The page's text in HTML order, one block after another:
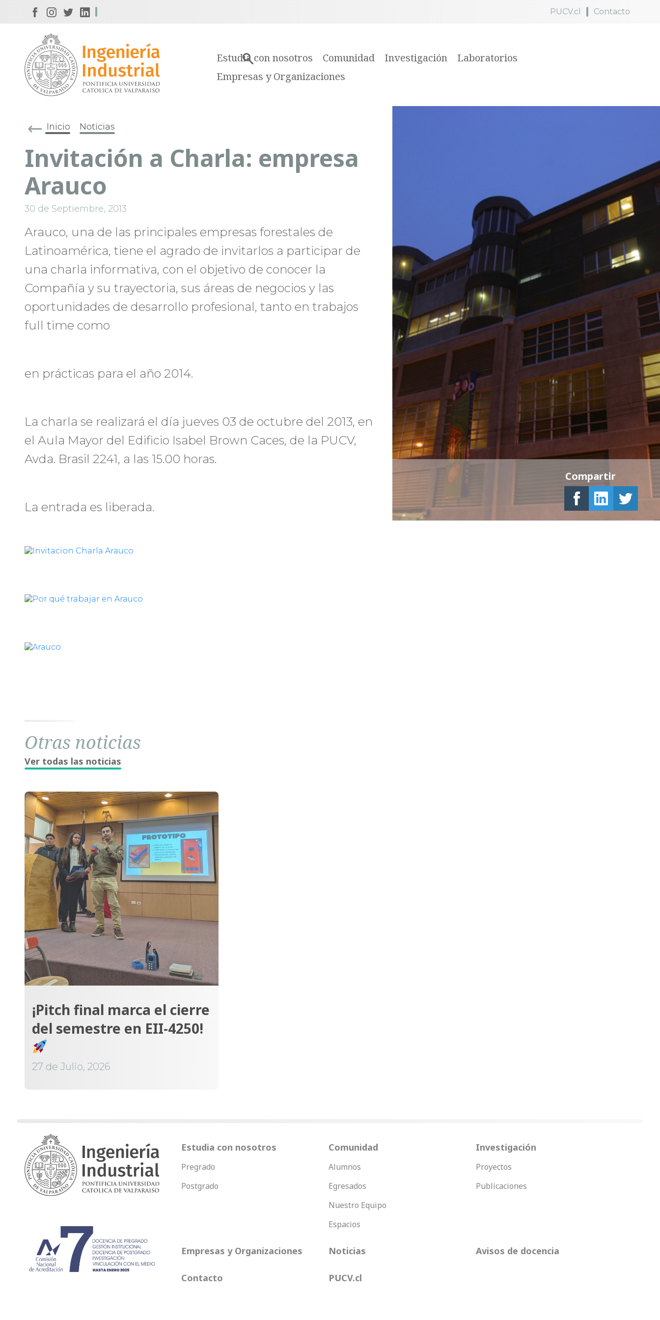
PUCV.cl Contacto
Estudia con nosotros Comunidad Investigación
Laboratorios
Empresas y Organizaciones
Inicio Noticias
Invitación a Charla: empresa
Arauco
30 de Septiembre, 2013
Arauco, una de las principales empresas forestales de
Latinoamérica, tiene el agrado de invitarlos a participar de
una charla informativa, con el objetivo de conocer la
Compañía y su trayectoria, sus áreas de negocios y las
oportunidades de desarrollo profesional, tanto en trabajos
full time como
en prácticas para el año 2014.
La charla se realizará el día jueves 03 de octubre del 2013, en
el Aula Mayor del Edificio Isabel Brown Caces, de la PUCV,
Avda. Brasil 2241, a las 15.00 horas.
La entrada es liberada.
Compartir
Otras noticias
Ver todas las noticias
¡Pitch final marca el cierre
del semestre en EII-4250!
27 de Julio, 2026
Estudia con nosotros
Pregrado
Postgrado
Comunidad
Alumnos
Egresados
Nuestro Equipo
Espacios
Investigación
Proyectos
Publicaciones
Empresas y Organizaciones Noticias Avisos de docencia
Contacto PUCV.cl